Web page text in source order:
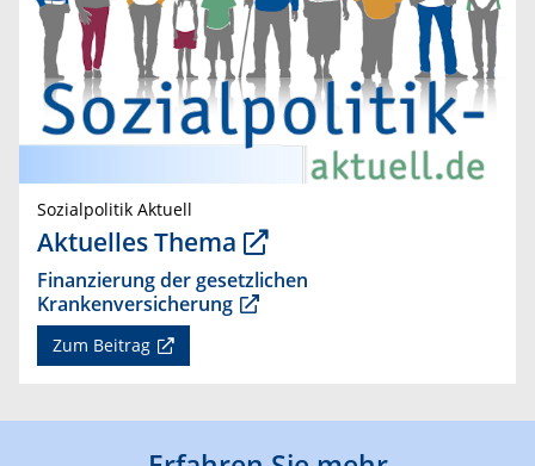
Sozialpolitik Aktuell
Aktuelles Thema
Finanzierung der gesetzlichen
Krankenversicherung
Zum Beitrag